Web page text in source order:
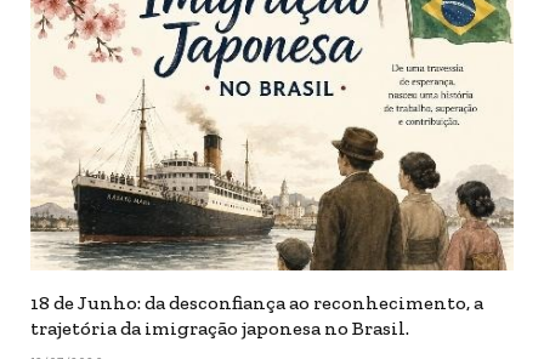
18 de Junho: da desconfiança ao reconhecimento, a
trajetória da imigração japonesa no Brasil.